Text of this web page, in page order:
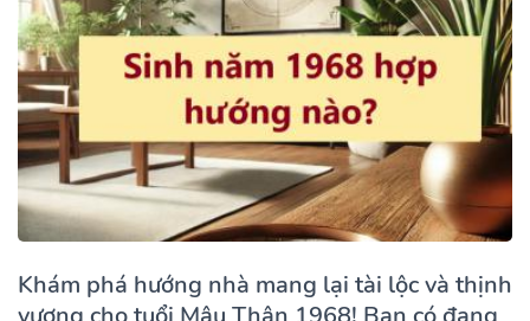
Khám phá hướng nhà mang lại tài lộc và thịnh